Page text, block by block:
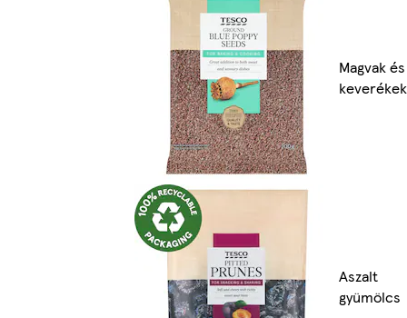
Magvak és
keverékek
Aszalt
gyümölcs